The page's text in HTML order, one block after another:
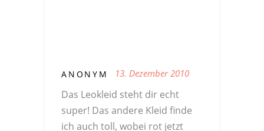
ANONYM 13. Dezember 2010
Das Leokleid steht dir echt
super! Das andere Kleid finde
ich auch toll, wobei rot jetzt